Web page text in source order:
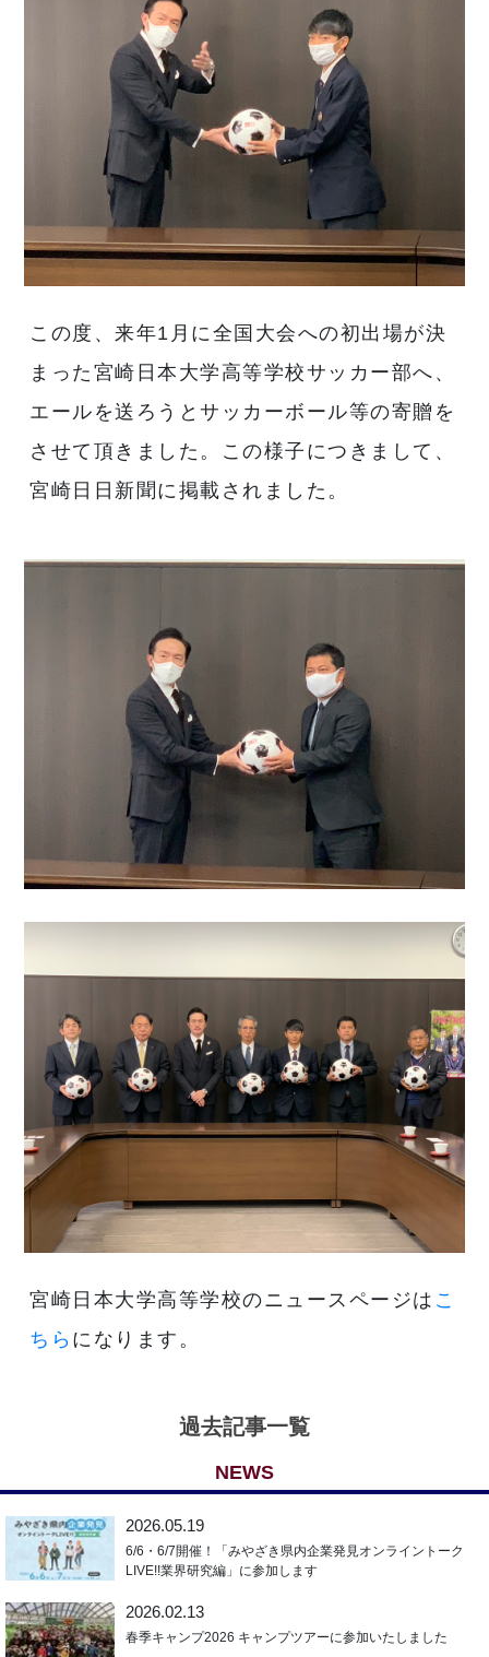
この度、来年1月に全国大会への初出場が決
まった宮崎日本大学高等学校サッカー部へ、
エールを送ろうとサッカーボール等の寄贈を
させて頂きました。この様子につきまして、
宮崎日日新聞に掲載されました。
宮崎日本大学高等学校のニュースページは こ
ちら になります。
過去記事一覧
NEWS
2026.05.19
6/6・6/7開催！「みやざき県内企業発見オンライントーク
LIVE!!業界研究編」に参加します
2026.02.13
春季キャンプ2026 キャンプツアーに参加いたしました